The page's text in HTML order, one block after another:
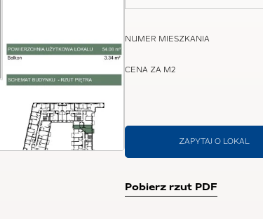
NUMER MIESZKANIA
CENA ZA M2
ZAPYTAJ O LOKAL
Pobierz rzut PDF